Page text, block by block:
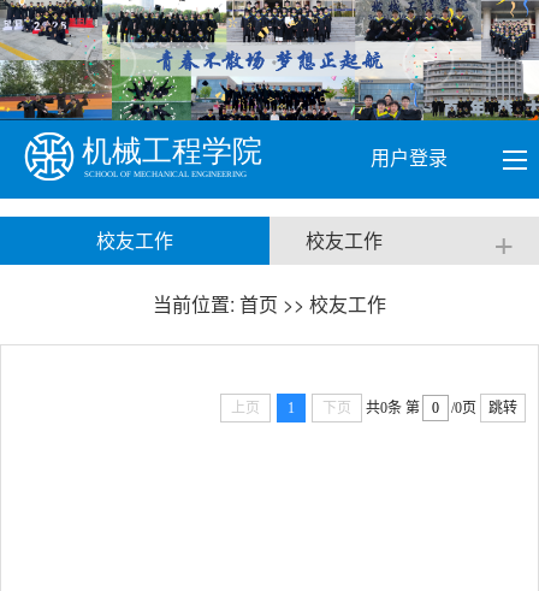
用户登录
校友工作 校友工作 +
当前位置: 首页 >> 校友工作
上页 1 下页 共0条 第 /0页 跳转